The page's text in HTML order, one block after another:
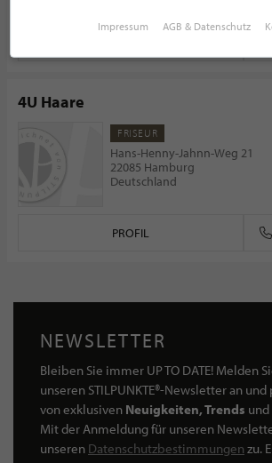
4U Haare
FRISEUR
Hans-Henny-Jahnn-Weg 21
22085 Hamburg
Deutschland
PROFIL
NEWSLETTER
Bleiben Sie immer UP TO DATE! Melden
unseren STILPUNKTE®-Newsletter an
von exklusiven Neuigkeiten, Trends und
Mit der Anmeldung für unseren
unseren Datenschutzbestimmungen zu.
Impressum AGB & Datenschutz